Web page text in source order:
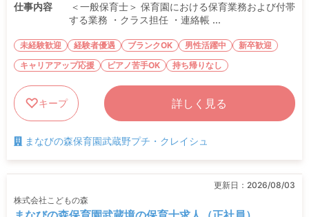
仕事内容
＜一般保育士＞ 保育園における保育業務および付帯
する業務 ・クラス担任 ・連絡帳 ...
未経験歓迎 経験者優遇 ブランクOK 男性活躍中
新卒歓迎
キャリアアップ応援
ピアノ苦手OK 持ち帰りなし
キープ 詳しく見る
まなびの森保育園武蔵野プチ・クレイシュ
更新日： 2026/08/03
株式会社こどもの森